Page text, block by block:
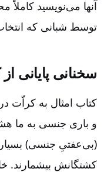
آنها می‌نویسید کاملاً
توسط شبانی که
سخنانی پایانی
کتاب امثال به کراّت
و باری جنسی به ما
(بی‌عفتیِ جنسی)
کشتگانش بیشمارند.